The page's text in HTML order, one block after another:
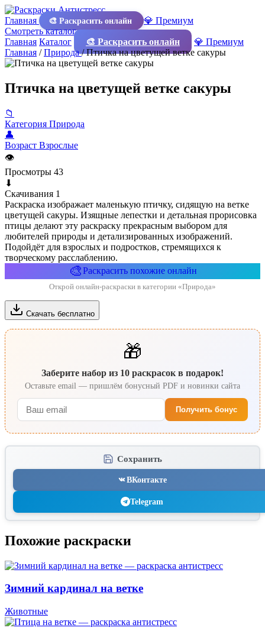
Главная 🎨 Раскрасить онлайн
💎 Премиум
Смотреть каталог
Главная Каталог 🎨 Раскрасить онлайн
💎 Премиум
Главная /Природа/Птичка на цветущей ветке сакуры
Птичка на цветущей ветке сакуры
📁
Категория Природа
👤
Возраст Взрослые
👁
Просмотры 43
⬇
Скачивания 1
Раскраска изображает маленькую птичку, сидящую на ветке
цветущей сакуры. Изящные лепестки и детальная прорисовка
птицы делают эту раскраску прекрасным выбором для
любителей природы и детализированных изображений.
Подойдёт для взрослых и подростков, стремящихся к
творческому расслаблению.
🎨Раскрасить похожие онлайн
Открой онлайн-раскраски в категории «Природа»
Скачать бесплатно
🎁
Заберите набор из 10 раскрасок в подарок!
Оставьте email — пришлём бонусный PDF и новинки сайта
Получить бонус
Сохранить
ВКонтакте
Telegram
Похожие раскраски
Зимний кардинал на ветке
Животные